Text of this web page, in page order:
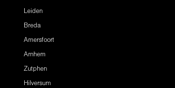
Leiden
Breda
Amersfoort
Arnhem
Zutphen
Hilversum